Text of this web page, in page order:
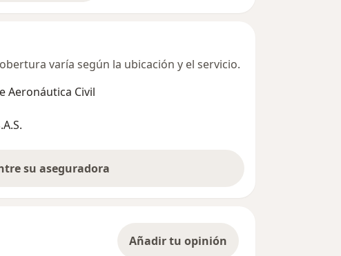
varía según la ubicación y el servicio.
Aeronáutica Civil
su aseguradora
Añadir tu opinión